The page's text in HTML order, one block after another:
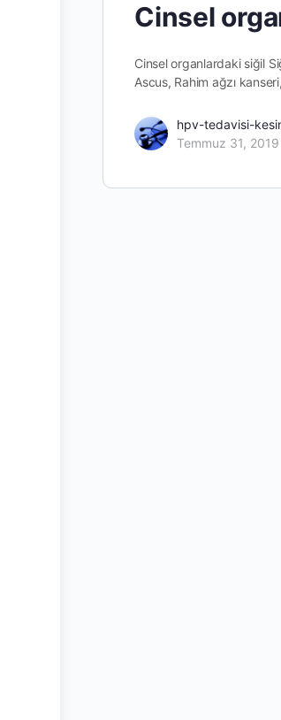
Cinsel
Cinsel organlardaki siğil
Ascus, Rahim ağzı
hpv-tedavisi-
Temmuz 31, 2019